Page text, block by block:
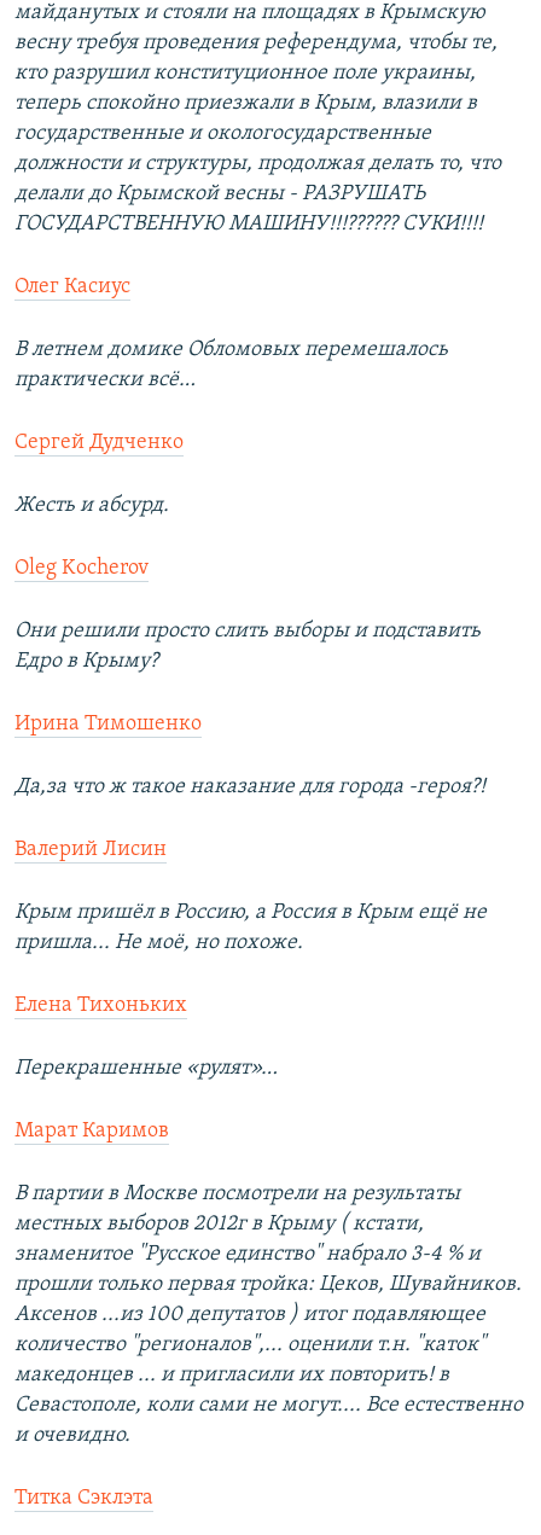
майданутых и стояли на площадях в Крымскую
весну требуя проведения референдума, чтобы те,
кто разрушил конституционное поле украины,
теперь спокойно приезжали в Крым, влазили в
государственные и окологосударственные
должности и структуры, продолжая делать то, что
делали до Крымской весны - РАЗРУШАТЬ
ГОСУДАРСТВЕННУЮ МАШИНУ!!!?????? СУКИ!!!!
Олег Касиус
В летнем домике Обломовых перемешалось
практически всё…
Сергей Дудченко
Жесть и абсурд.
Oleg Kocherov
Они решили просто слить выборы и подставить
Едро в Крыму?
Ирина Тимошенко
Да,за что ж такое наказание для города -героя?!
Валерий Лисин
Крым пришёл в Россию, а Россия в Крым ещё не
пришла... Не моё, но похоже.
Елена Тихоньких
Перекрашенные «рулят»…
Марат Каримов
В партии в Москве посмотрели на результаты
местных выборов 2012г в Крыму ( кстати,
знаменитое "Русское единство" набрало 3-4 % и
прошли только первая тройка: Цеков, Шувайников.
Аксенов ...из 100 депутатов ) итог подавляющее
количество "регионалов",... оценили т.н. "каток"
македонцев ... и пригласили их повторить! в
Севастополе, коли сами не могут.... Все естественно
и очевидно.
Титка Сэклэта